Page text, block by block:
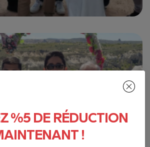
%5 DE RÉDUCTION
!